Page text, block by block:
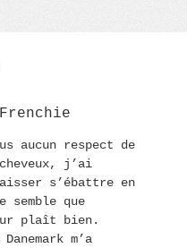
aucun respect de
j’ai
s’ébattre en
que
plaît bien.
m’a